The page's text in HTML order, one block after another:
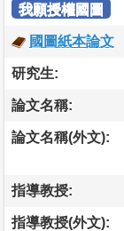
我願授權國圖
國圖紙本論文
研究生:
論文名稱:
論文名稱(外文):
指導教授:
指導教授(外文):